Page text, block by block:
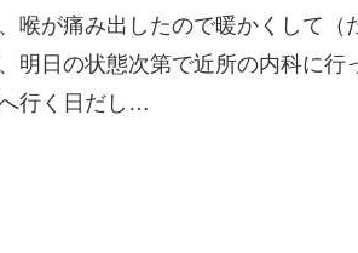
喉が痛み出したので暖かくして（
明日の状態次第で近所の内科に
行く日だし…